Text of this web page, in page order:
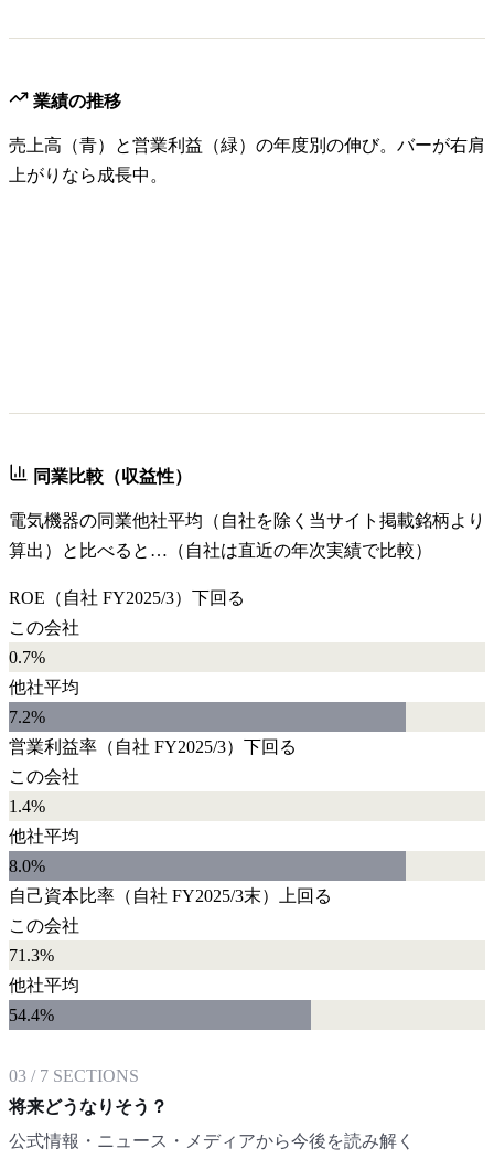
業績の推移
売上高（青）と営業利益（緑）の年度別の伸び。バーが右肩
上がりなら成長中。
同業比較（収益性）
電気機器の同業他社平均（自社を除く当サイト掲載銘柄より
算出）と比べると…（自社は直近の年次実績で比較）
ROE （自社 FY2025/3） 下回る
この会社
0.7%
他社平均
7.2%
営業利益率 （自社 FY2025/3） 下回る
この会社
1.4%
他社平均
8.0%
自己資本比率 （自社 FY2025/3末）
上回る
この会社
71.3%
他社平均
54.4%
03 / 7 SECTIONS
将来どうなりそう？
公式情報・ニュース・メディアから今後を読み解く